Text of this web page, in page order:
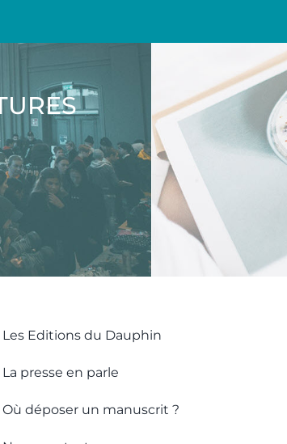
Les Editions du Dauphin
La presse en parle
Où déposer un manuscrit ?